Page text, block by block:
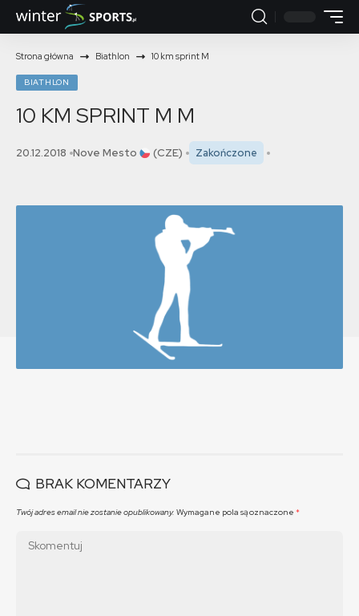
Strona główna Biathlon 10 km sprint M
BIATHLON
10 KM SPRINT M M
20.12.2018 Nove Mesto (CZE) Zakończone
BRAK KOMENTARZY
Twój adres email nie zostanie opublikowany. Wymagane pola są oznaczone *